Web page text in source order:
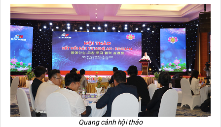
Quang cảnh hội thảo